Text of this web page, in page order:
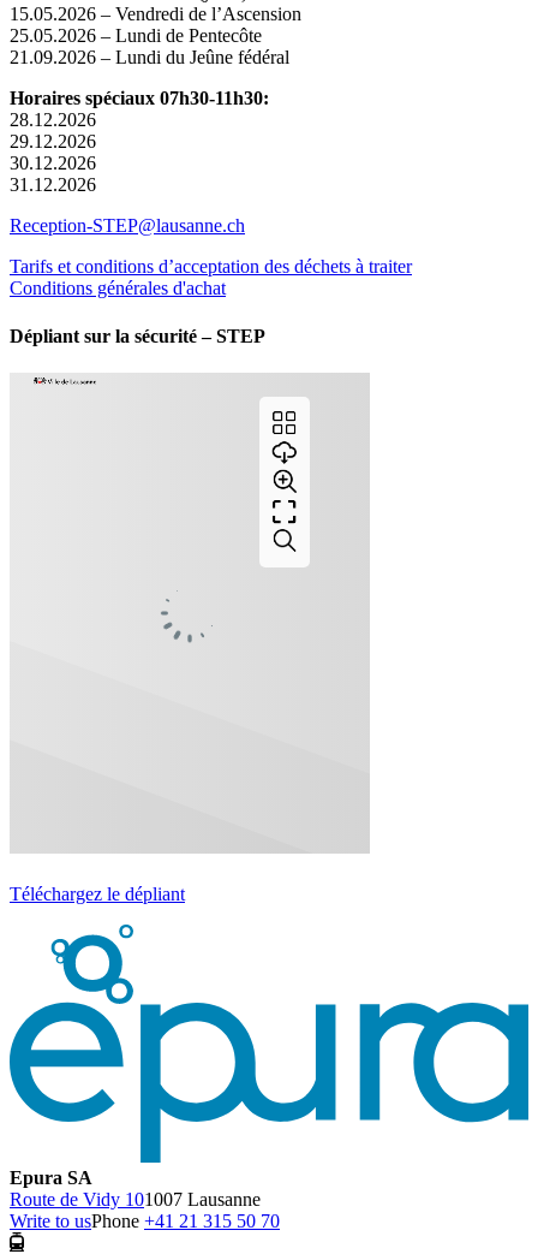
15.05.2026 – Vendredi de l’Ascension
25.05.2026 – Lundi de Pentecôte
21.09.2026 – Lundi du Jeûne fédéral
Horaires spéciaux 07h30-11h30:
28.12.2026
29.12.2026
30.12.2026
31.12.2026
Reception-STEP@lausanne.ch
Tarifs et conditions d’acceptation des déchets à traiter
Conditions générales d'achat
Dépliant sur la sécurité – STEP
Téléchargez le dépliant
Epura SA
Route de Vidy 101007 Lausanne
Write to usPhone +41 21 315 50 70